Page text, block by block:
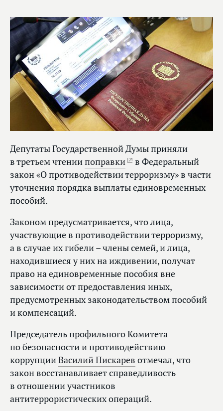
Депутаты Государственной Думы приняли
в третьем чтениипоправки
в Федеральный
закон «О противодействии терроризму» в части
уточнения порядка выплаты единовременных
пособий.
Законом предусматривается, что лица,
участвующие в противодействии терроризму,
а в случае их гибели – члены семей, и лица,
находившиеся у них на иждивении, получат
право на единовременные пособия вне
зависимости от предоставления иных,
предусмотренных законодательством пособий
и компенсаций.
Председатель профильного Комитета
по безопасности и противодействию
коррупцииВасилий Пискарев отмечал, что
закон восстанавливает справедливость
в отношении участников
антитеррористических операций.